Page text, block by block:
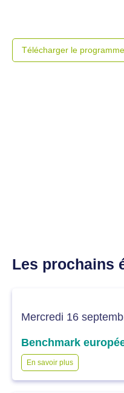
Télécharger le programme
Les prochains
Mercredi 16
En savoir plus